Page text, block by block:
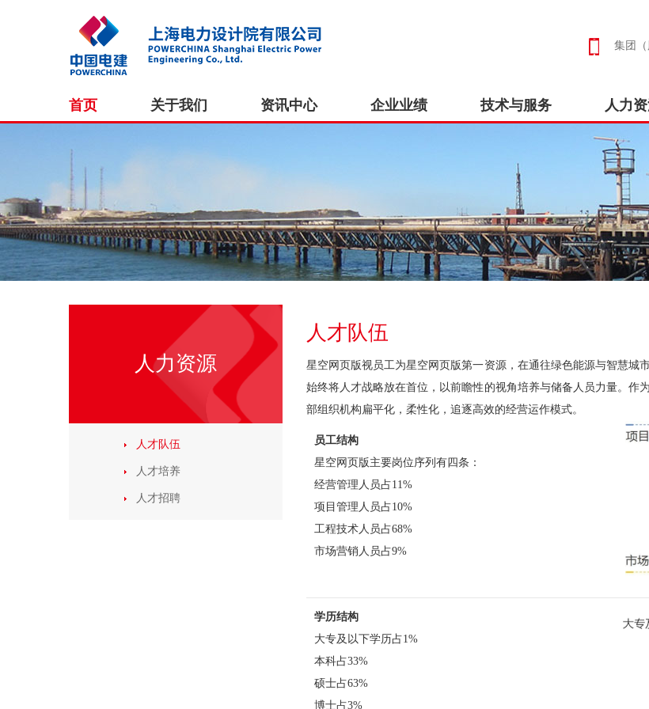
集团
首页 关于我们 资讯中心 企业业绩 技术与服务 人力
人力资源
人才队伍
人才培养
人才招聘
人才队伍
星空网页版视员工为星空网页版第一资源，在通往绿色能源与智慧城
始终将人才战略放在首位，以前瞻性的视角培养与储备人员力量。作
部组织机构扁平化，柔性化，追逐高效的经营运作模式。
员工结构
星空网页版主要岗位序列有四条：
经营管理人员占11%
项目管理人员占10%
工程技术人员占68%
市场营销人员占9%
学历结构
大专及以下学历占1%
本科占33%
硕士占63%
博士占3%